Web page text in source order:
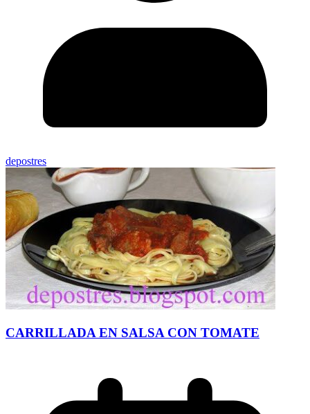
depostres
CARRILLADA EN SALSA CON TOMATE